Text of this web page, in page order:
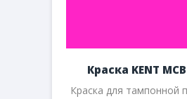
Краска KENT
Краска для тампонной